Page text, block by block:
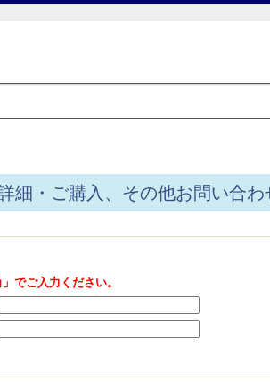
細・ご購入、その他お問い合わ
でご入力ください。